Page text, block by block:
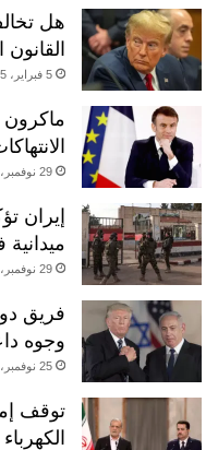
هل
القانون
5 فبراير، 2025
29 نوفمبر، 2024
إيران
29 نوفمبر، 2024
فريق
وجوه
25 نوفمبر، 2024
توقف